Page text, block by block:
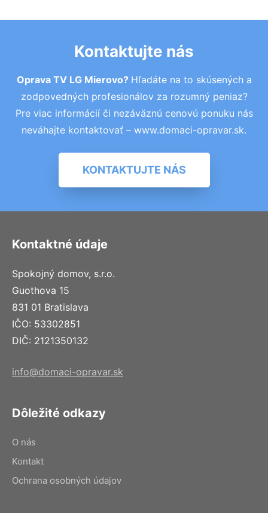
Kontaktujte nás
Oprava TV LG Mierovo? Hľadáte na to skúsených a
zodpovedných profesionálov za rozumný peniaz?
Pre viac informácií či nezáväznú cenovú ponuku nás
neváhajte kontaktovať – www.domaci-opravar.sk.
KONTAKTUJTE NÁS
Kontaktné údaje
Spokojný domov, s.r.o.
Guothova 15
831 01 Bratislava
IČO: 53302851
DIČ: 2121350132
info@domaci-opravar.sk
Dôležité odkazy
O nás
Kontakt
Ochrana osobných údajov